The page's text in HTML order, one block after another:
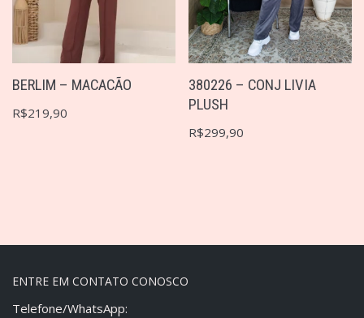
BERLIM – MACACÃO
R$219,90
380226 – CONJ LIVIA
PLUSH
R$299,90
ENTRE EM CONTATO CONOSCO
Telefone/WhatsApp: